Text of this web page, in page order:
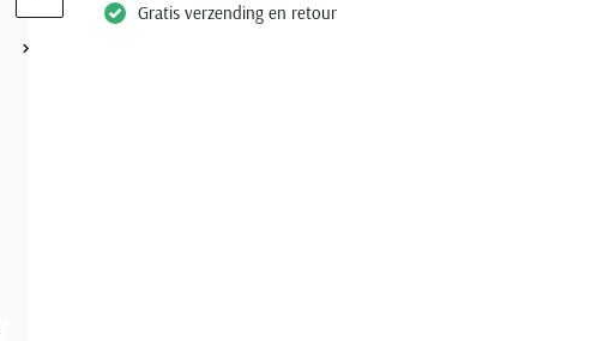
Gratis verzending en retour